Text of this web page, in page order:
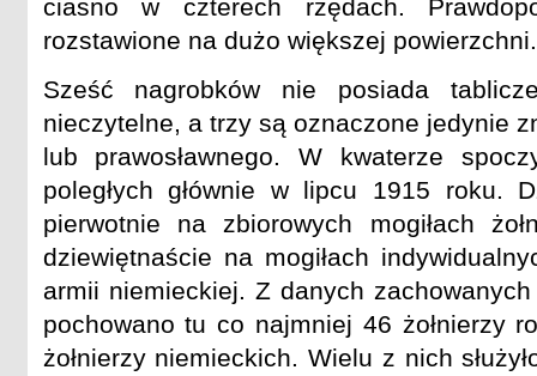
ciasno w czterech rzędach.
rozstawione na dużo większej powierzchni.
Sześć nagrobków nie posiada
nieczytelne, a trzy są oznaczone jedynie
lub prawosławnego. W kwaterze
poległych głównie w lipcu 1915 roku.
pierwotnie na zbiorowych mogiłach
dziewiętnaście na mogiłach
armii niemieckiej. Z danych
pochowano tu co najmniej 46 żołnierzy
żołnierzy niemieckich. Wielu z nich